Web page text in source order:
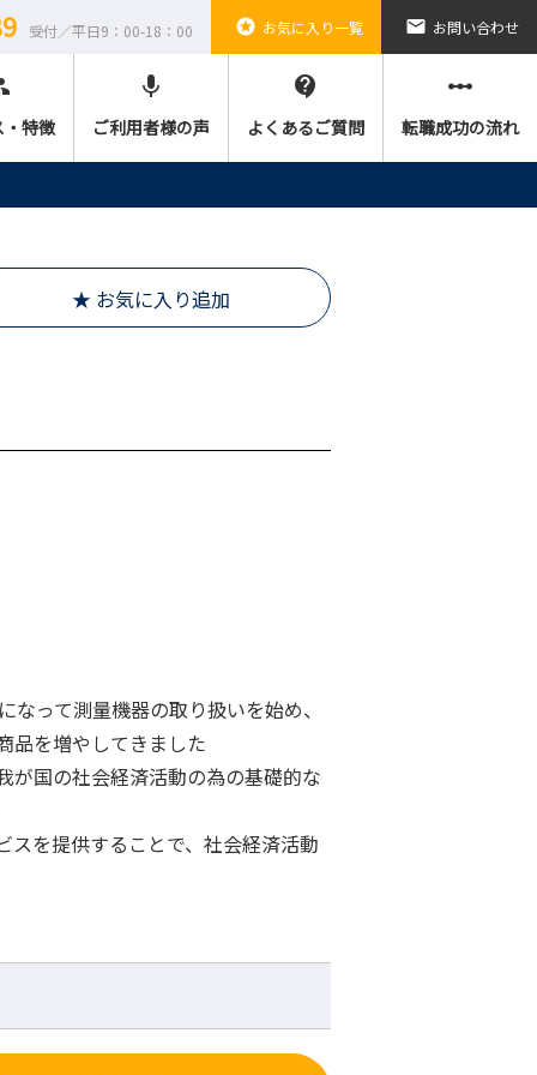
受付／平日9：00-18：00 stars お気に入り一覧 email お問い合わせ
・特徴
mic
ご利用者様の声
contact_support
よくあるご質問
linear_scale
転職成功の流れ
★ お気に入り追加
って測量機器の取り扱いを始め、
品を増やしてきました
国の社会経済活動の為の基礎的な
を提供することで、社会経済活動